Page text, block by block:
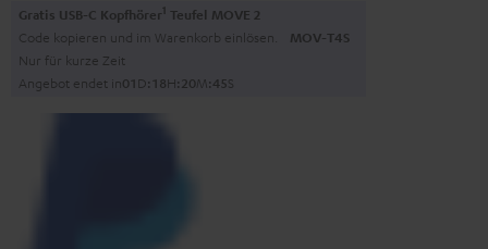
Gratis USB-C Kopfhörer1 Teufel MOVE 2
Code kopieren und im Warenkorb einlösen. MOV-T4S
Nur für kurze Zeit
Angebot endet in01D:18H: 20M:44S